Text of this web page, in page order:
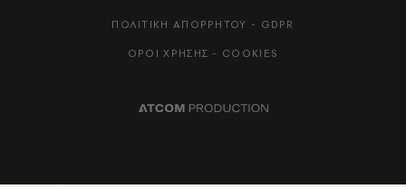
ΠΟΛΙΤΙΚΗ ΑΠΟΡΡΗΤΟΥ - GDPR
ΟΡΟΙ ΧΡΗΣΗΣ - COOKIES